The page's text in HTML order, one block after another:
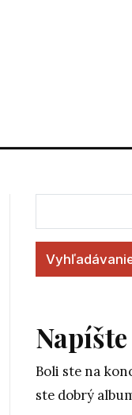
Boli ste na
ste dobrý